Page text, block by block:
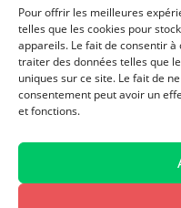
Pour offrir les meilleures
telles que les cookies pour
appareils. Le fait de consentir
traiter des données telles que
uniques sur ce site. Le fait de
consentement peut avoir un
et fonctions.
Ressources
Webinars
Cas clients
Fiches pratiques
Livres blancs & Guides
Boîtes à outils
FAQ